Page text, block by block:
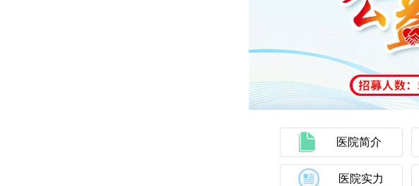
医院简介
医院实力